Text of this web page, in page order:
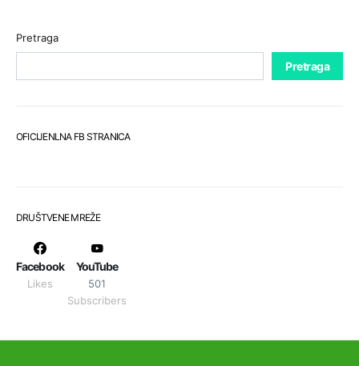
Pretraga
Pretraga
OFICIJENLNA FB STRANICA
DRUŠTVENE MREŽE
Facebook
Likes
YouTube
501
Subscribers